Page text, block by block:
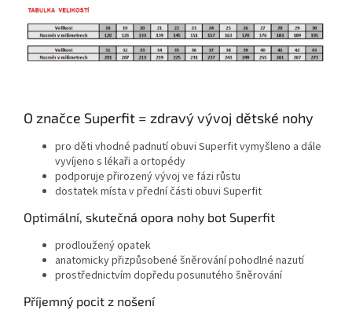
O značce Superfit = zdravý vývoj dětské nohy
pro děti vhodné padnutí obuvi Superfit vymyšleno a dále
vyvíjeno s lékaři a ortopédy
podporuje přirozený vývoj ve fázi růstu
dostatek místa v přední části obuvi Superfit
Optimální, skutečná opora nohy bot Superfit
prodloužený opatek
anatomicky přizpůsobené šněrování pohodlné nazutí
prostřednictvím dopředu posunutého šněrování
Příjemný pocit z nošení